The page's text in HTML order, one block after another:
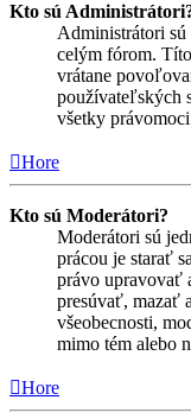
Kto sú
Administrátori
celým fórom.
vrátane
používateľských
všetky
Hore
Kto sú Moderátori?
Moderátori sú
prácou je starať
právo upravovať
presúvať, mazať
všeobecnosti,
mimo tém alebo
Hore